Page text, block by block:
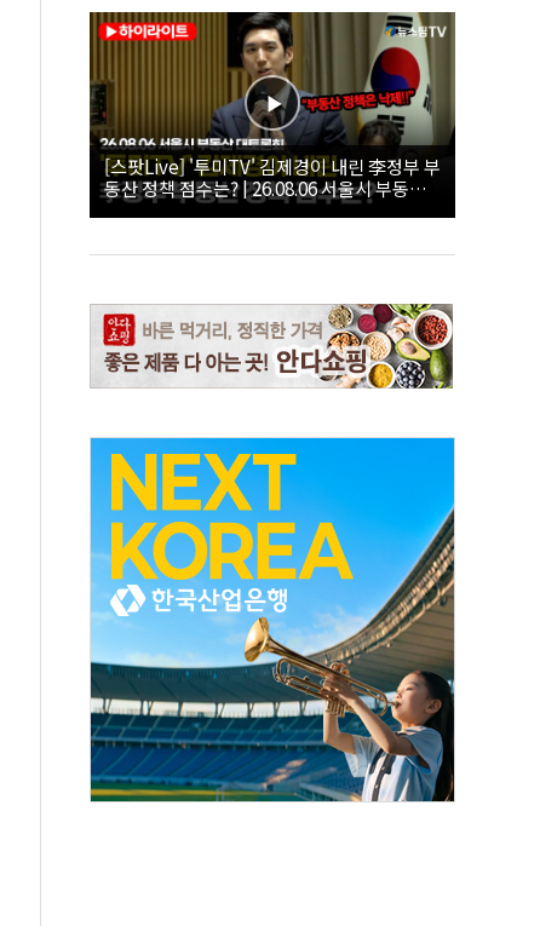
[스팟Live] '투미TV' 김제경이 내린 李정부 부
동산 정책 점수는? | 26.08.06 서울시 부동산
대토론회